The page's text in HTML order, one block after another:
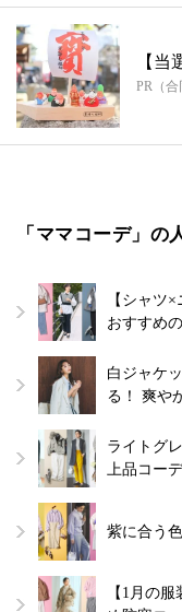
【
PR（合
「ママコーデ」の
【シャツ
おすすめ
白ジャケ
る！ 爽や
ライトグ
上品コー
紫に合う
【1月の